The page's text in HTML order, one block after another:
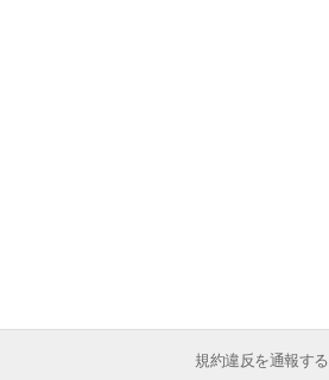
規約違反を通報する